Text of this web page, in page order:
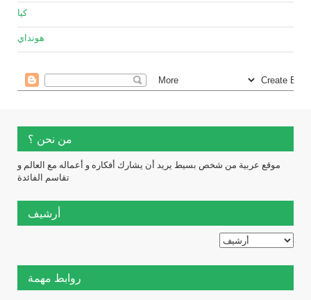
كيا
هونداي
من نحن ؟
موقع عربية من شخص بسيط يريد أن يشارك أفكاره و أعماله مع العالم و
تقاسم الفائدة
أرشيف
روابط مهمة